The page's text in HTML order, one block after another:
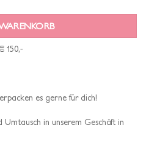
150,-
es gerne für dich!
in unserem Geschäft in